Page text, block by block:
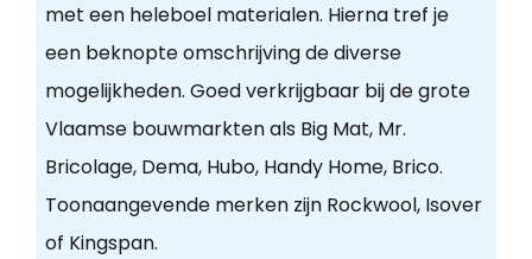
met een heleboel materialen. Hierna tref je
een beknopte omschrijving de diverse
mogelijkheden. Goed verkrijgbaar bij de grote
Vlaamse bouwmarkten als Big Mat, Mr.
Bricolage, Dema, Hubo, Handy Home, Brico.
Toonaangevende merken zijn Rockwool, Isover
of Kingspan.